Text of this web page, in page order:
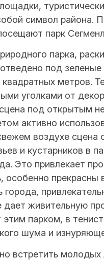
символ района.
парк
парка,
под
метров.
уголками от
под открытым
активно
воздухе сцена
и кустарников в
Это привлекает
особенно
дает живительную
парком, в
шума и
встретить